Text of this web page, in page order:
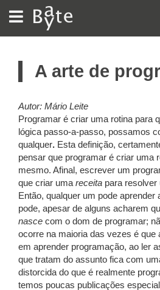
BATE
BYTE
A arte de
Autor: Mário Leite
Programar é criar uma rotina para
lógica passo-a-passo, possamos
qualquer. Esta definição,
pensar que programar é criar uma
mesmo. Afinal, escrever um
que criar uma receita para resolver
Então, qualquer um pode aprender
pode, apesar de alguns acharem
nasce com o dom de programar;
ocorre na maioria das vezes é que
em aprender programação, ao ler
que tratam do assunto fica com
distorcida do que é realmente
temos poucas publicações